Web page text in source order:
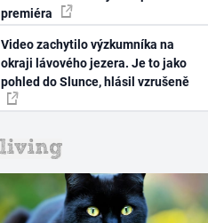
premiéra
Video zachytilo výzkumníka na
okraji lávového jezera. Je to jako
pohled do Slunce, hlásil vzrušeně